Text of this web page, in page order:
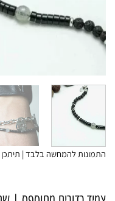
התמונות להמחשה בלבד | תיתכן